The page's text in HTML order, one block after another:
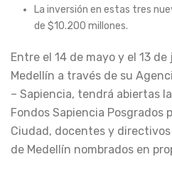
La inversión en estas tres
de $10.200 millones.
Entre el 14 de mayo y el 13
Medellín a través de su
– Sapiencia, tendrá abiertas
Fondos Sapiencia Posgrados
Ciudad, docentes y
de Medellín nombrados en